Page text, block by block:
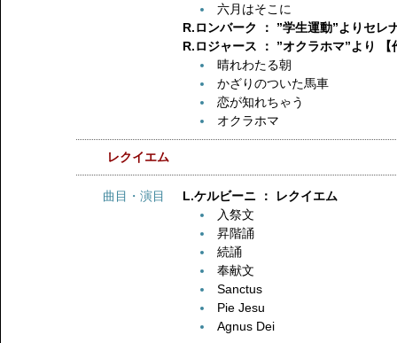
六月はそこに
R.ロンバーク ： ”学生運動”よりセレ
R.ロジャース ： ”オクラホマ”より
晴れわたる朝
かざりのついた馬車
恋が知れちゃう
オクラホマ
レクイエム
曲目・演目
L.ケルビーニ ： レクイエム
入祭文
昇階誦
続誦
奉献文
Sanctus
Pie Jesu
Agnus Dei